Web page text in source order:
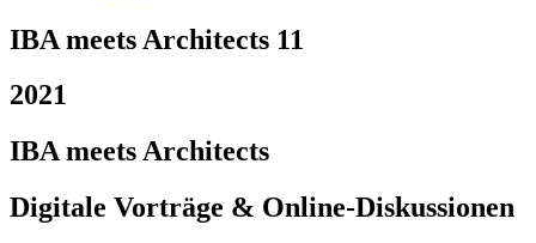
IBA meets Architects 11
2021
IBA meets Architects
Digitale Vorträge & Online-Diskussionen